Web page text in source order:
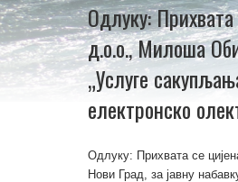
Одлуку:
д.о.о., Милоша
„Услуге
електронско
Одлуку: Прихвата се
Нови Град, за јавну